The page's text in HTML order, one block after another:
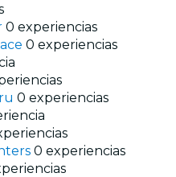
0 experiencias
0 experiencias
0 experiencias
0 experiencias